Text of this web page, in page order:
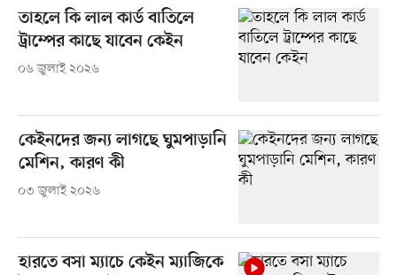
তাহলে কি লাল কার্ড বাতিলে
ট্রাম্পের কাছে যাবেন কেইন
০৬ জুলাই ২০২৬
কেইনদের জন্য লাগছে ঘুমপাড়ানি
মেশিন, কারণ কী
০৩ জুলাই ২০২৬
হারতে বসা ম্যাচে কেইন ম্যাজিকে